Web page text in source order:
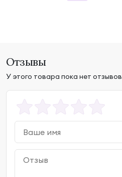
Отзывы
У этого товара пока нет отзывов